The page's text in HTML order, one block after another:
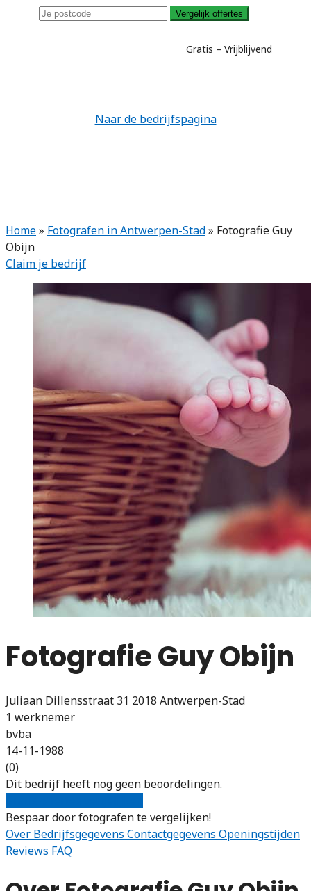
Vergelijk offertes
Gratis – Vrijblijvend
Naar de bedrijfspagina
Home» Fotografen in Antwerpen-Stad» Fotografie Guy
Obijn
Claim je bedrijf
Fotografie Guy Obijn
Juliaan Dillensstraat 31 2018 Antwerpen-Stad
1 werknemer
bvba
14-11-1988
(0)
Dit bedrijf heeft nog geen beoordelingen.
Bespaar door fotografen te vergelijken!
Over Bedrijfsgegevens Contactgegevens Openingstijden
Reviews FAQ